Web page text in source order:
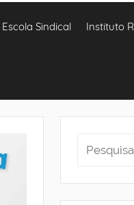
Escola Sindical Instituto